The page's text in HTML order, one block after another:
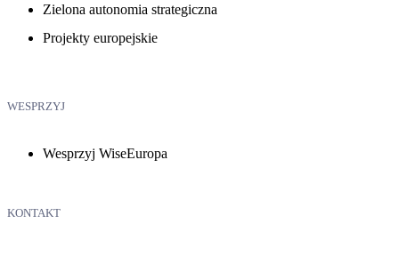
Zielona autonomia strategiczna
Projekty europejskie
WESPRZYJ
Wesprzyj WiseEuropa
KONTAKT